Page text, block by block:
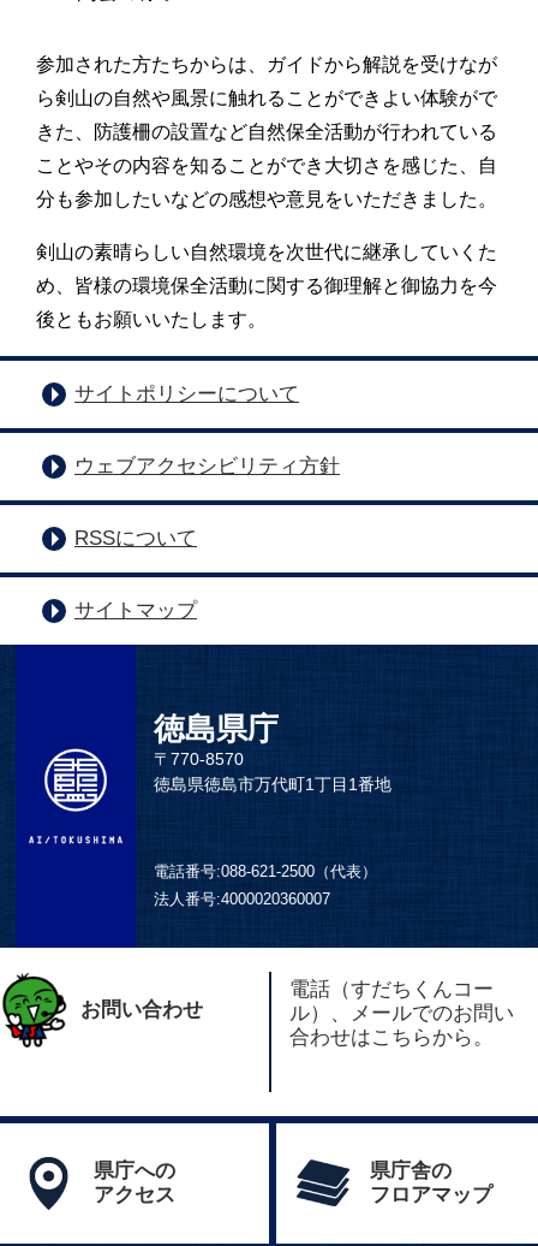
参加された方たちからは、ガイドから解説を受けなが
ら剣山の自然や風景に触れることができよい体験がで
きた、防護柵の設置など自然保全活動が行われている
ことやその内容を知ることができ大切さを感じた、自
分も参加したいなどの感想や意見をいただきました。
剣山の素晴らしい自然環境を次世代に継承していくた
め、皆様の環境保全活動に関する御理解と御協力を今
後ともお願いいたします。
サイトポリシーについて
ウェブアクセシビリティ方針
RSSについて
サイトマップ
徳島県庁
〒770-8570
徳島県徳島市万代町1丁目1番地
電話番号:088-621-2500（代表）
法人番号:4000020360007
お問い合わせ
電話（すだちくんコー
ル）、メールでのお問い
合わせはこちらから。
県庁への
アクセス
県庁舎の
フロアマップ